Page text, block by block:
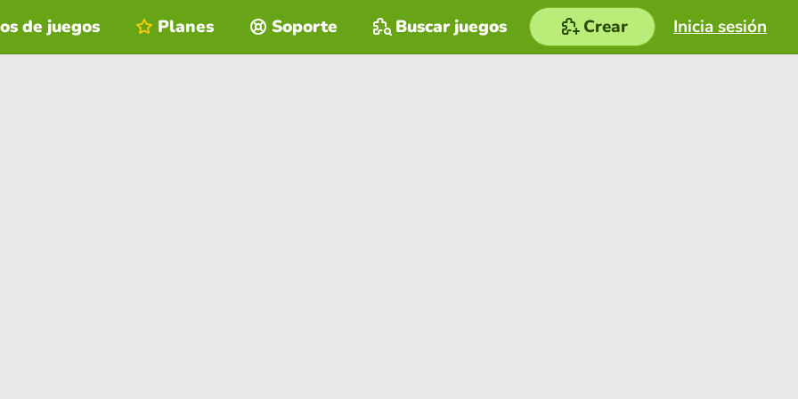
Inicia sesión
de juegos Planes Soporte Buscar juegos Crear